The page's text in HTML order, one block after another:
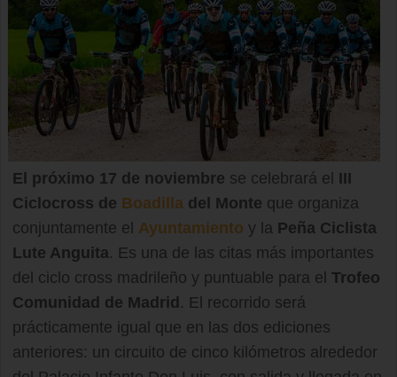
El próximo 17 de noviembre se celebrará el III
Ciclocross de Boadilla del Monte que organiza
conjuntamente el Ayuntamiento y la Peña Ciclista
Lute Anguita. Es una de las citas más importantes
del ciclo cross madrileño y puntuable para el Trofeo
Comunidad de Madrid . El recorrido será
prácticamente igual que en las dos ediciones
anteriores: un circuito de cinco kilómetros alrededor